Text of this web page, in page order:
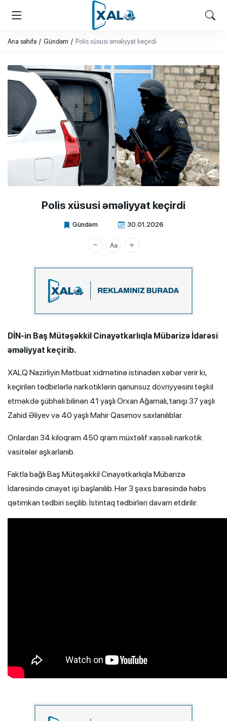
XALQ.ONLINE
ONLAYN PLATFORMA
Ana səhifə Gündəm Polis xüsusi əməliyyat keçirdi
Polis xüsusi əməliyyat keçirdi
Gündəm 30.01.2026
Xalq.Online
DİN-in Baş Mütəşəkkil Cinayətkarlıqla Mübarizə İdarəsi
əməliyyat keçirib.
XALQ Nazirliyin Mətbuat xidmətinə istinadən xəbər verir ki,
keçirilən tədbirlərlə narkotiklərin qanunsuz dövriyyəsini təşkil
etməkdə şübhəli bilinən 41 yaşlı Orxan Ağamalı, tanışı 37 yaşlı
Zahid Əliyev və 40 yaşlı Mahir Qasımov saxlanılıblar.
Onlardan 34 kiloqram 450 qram müxtəlif xassəli narkotik
vasitələr aşkarlanıb.
Faktla bağlı Baş Mütəşəkkil Cinayətkarlıqla Mübarizə
İdarəsində cinayət işi başlanılıb. Hər 3 şəxs barəsində həbs
qətimkan tədbiri seçilib. İstintaq tədbirləri davam etdirilir.